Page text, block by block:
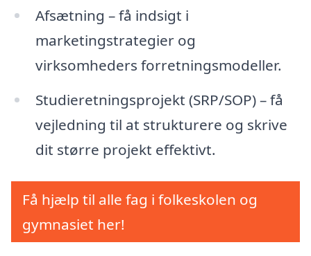
Afsætning – få indsigt i
marketingstrategier og
virksomheders forretningsmodeller.
Studieretningsprojekt (SRP/SOP) – få
vejledning til at strukturere og skrive
dit større projekt effektivt.
Få hjælp til alle fag i folkeskolen og
gymnasiet her!